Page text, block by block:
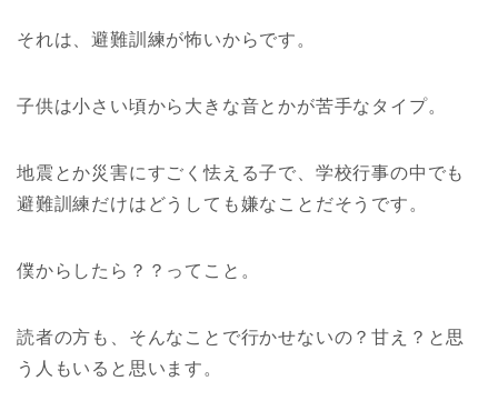
それは、避難訓練が怖いからです。
子供は小さい頃から大きな音とかが苦手なタイプ。
地震とか災害にすごく怯える子で、学校行事の中でも
避難訓練だけはどうしても嫌なことだそうです。
僕からしたら？？ってこと。
読者の方も、そんなことで行かせないの？甘え？と思
う人もいると思います。